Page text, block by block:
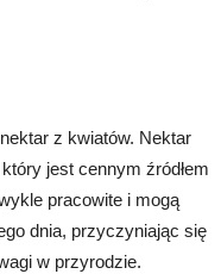
z kwiatów. Nektar
jest cennym źródłem
pracowite i mogą
dnia, przyczyniając się
w przyrodzie.